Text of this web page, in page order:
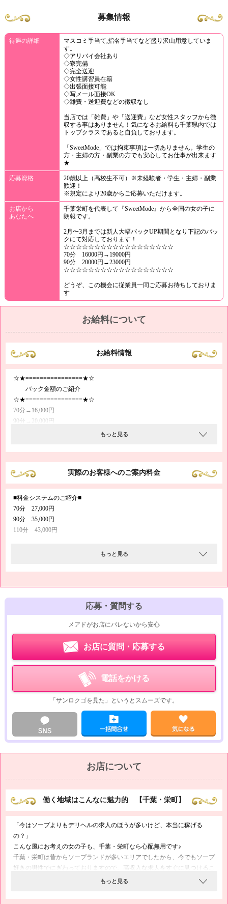
募集情報
待遇の詳細
マスコミ手当て,指名手当てなど盛り沢山用意していま
す。
◇アリバイ会社あり
◇寮完備
◇完全送迎
◇女性講習員在籍
◇出張面接可能
◇写メール面接OK
◇雑費・送迎費などの徴収なし
当店では「雑費」や「送迎費」など女性スタッフから徴
収する事はありません！気になるお給料も千葉県内では
トップクラスであると自負しております。
「SweetMode」では拘束事項は一切ありません。学生の
方・主婦の方・副業の方でも安心してお仕事が出来ます
★
応募資格
20歳以上（高校生不可）※未経験者・学生・主婦・副業
歓迎！
※規定により20歳からご応募いただけます。
お店から
あなたへ
千葉栄町を代表して『SweetMode』から全国の女の子に
朗報です。
2月〜3月までは新人大幅バックUP期間となり下記のバッ
クにて対応しております！
☆☆☆☆☆☆☆☆☆☆☆☆☆☆☆☆☆☆
70分 16000円→19000円
90分 20000円→23000円
☆☆☆☆☆☆☆☆☆☆☆☆☆☆☆☆☆☆
どうぞ、この機会に従業員一同ご応募お待ちしておりま
す
お給料について
お給料情報
☆★================★☆
バック金額のご紹介
☆★================★☆
70分→16,000円
90分→20,000円
ほかの風俗店と比較していただければ分かりますが、当店のバック率はと
ても高く、どなたでも日給70,000円以上の高収入がゲットしやすくなって
おります(≧∀≦)
また、バック金額の手当て（指名料やマスコミ手当てなど）もたくさんご
ざいますので、未経験の方も経験者の方も、ナットクのいく高額なお給料
をお持ち帰りいただけると思います( ´艸｀)
もっと見る
実際のお客様へのご案内料金
■料金システムのご紹介■
70分 27,000円
90分 35,000円
110分 43,000円
前日＆当日予約 0円
トをしていただけますから、
自由な出勤スタイルで高収入を実現可能です(`･ω･´)
「昼間は会社に出勤して、夕方から終電までバイトしたい！」
「お昼から用事があるから、午前中だけ稼げる求人がいいな」
こうした働き方ももちろんOKですので、この自由さをまずは体験入店で
お確かめくださいね( ´艸｀)
もっと見る
応募・質問する
メアドがお店にバレないから安心
お店に質問・応募する
電話をかける
「サンロクゴを見た」というとスムーズです。
お店について
働く地域はこんなに魅力的 【千葉・栄町】
「今はソープよりもデリヘルの求人のほうが多いけど、本当に稼げる
の？」
こんな風にお考えの女の子も、千葉・栄町なら心配無用です♪
千葉・栄町は昔からソープランドが多いエリアでしたから、今でもソープ
好きの男性でにぎわっておりますので、高収入な求人をすぐに見つけるこ
験の方も安心です♪
もっと見る